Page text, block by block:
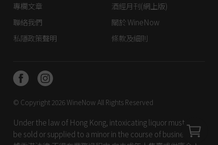
專欄文章
酒經月刊(網上版)
聯絡我們
關於 WineNow
私隱政策聲明
條款及細則
© Copyright 2026WineNow All Rights Reserved
Under the law of Hong Kong, intoxicating liquor must not
be sold or supplied to a minor in the course of business. 根